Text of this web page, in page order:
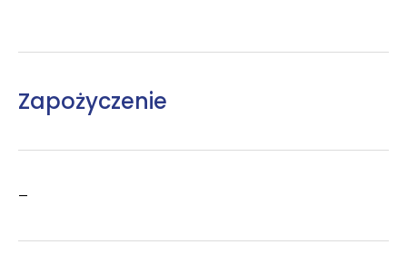
Zapożyczenie
–